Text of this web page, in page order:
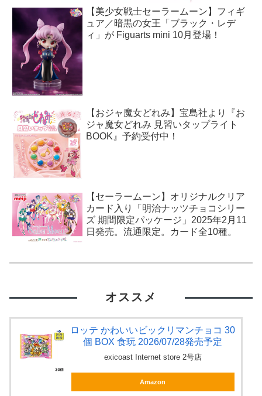
【美少女戦士セーラームーン】フィギ
ュア／暗黒の女王「ブラック・レデ
ィ」が Figuarts mini 10月登場！
【おジャ魔女どれみ】宝島社より『お
ジャ魔女どれみ 見習いタップライト
BOOK』予約受付中！
【セーラームーン】オリジナルクリア
カード入り「明治ナッツチョコシリー
ズ 期間限定パッケージ」2025年2月11
日発売。流通限定。カード全10種。
オススメ
ロッテ かわいいビックリマンチョコ 30
個 BOX 食玩 2026/07/28発売予定
exicoast Internet store 2号店
Amazon